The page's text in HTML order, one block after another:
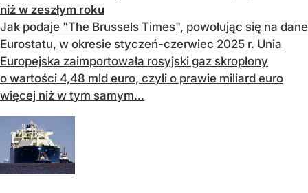
niż w zeszłym roku
Jak podaje "The Brussels Times", powołując się na dane
Eurostatu, w okresie styczeń-czerwiec 2025 r. Unia
Europejska zaimportowała rosyjski gaz skroplony
o wartości 4,48 mld euro, czyli o prawie miliard euro
więcej niż w tym samym...